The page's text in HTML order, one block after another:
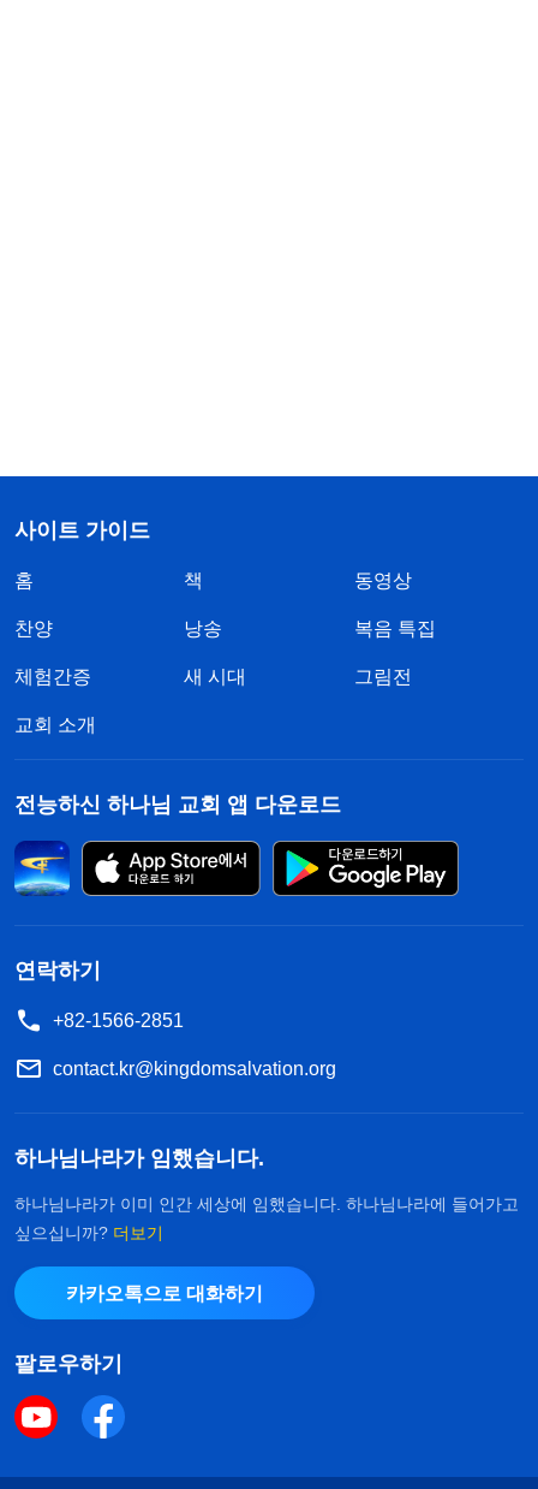
사이트 가이드
홈 책 동영상
찬양 낭송 복음 특집
체험간증 새 시대 그림전
교회 소개
전능하신 하나님 교회 앱 다운로드
연락하기
+82-1566-2851
contact.kr@kingdomsalvation.org
하나님나라가 임했습니다.
하나님나라가 이미 인간 세상에 임했습니다. 하나님나라에 들어가고
싶으십니까? 더보기
카카오톡으로 대화하기
팔로우하기